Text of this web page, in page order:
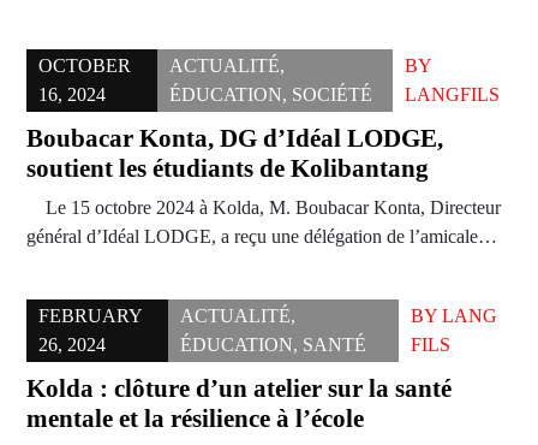
OCTOBER
16, 2024
ACTUALITÉ,
ÉDUCATION, SOCIÉTÉ
BY
LANGFILS
Boubacar Konta, DG d’Idéal LODGE,
soutient les étudiants de Kolibantang
Le 15 octobre 2024 à Kolda, M. Boubacar Konta, Directeur
général d’Idéal LODGE, a reçu une délégation de l’amicale…
FEBRUARY
26, 2024
ACTUALITÉ,
ÉDUCATION, SANTÉ
BYLANG
FILS
Kolda : clôture d’un atelier sur la santé
mentale et la résilience à l’école